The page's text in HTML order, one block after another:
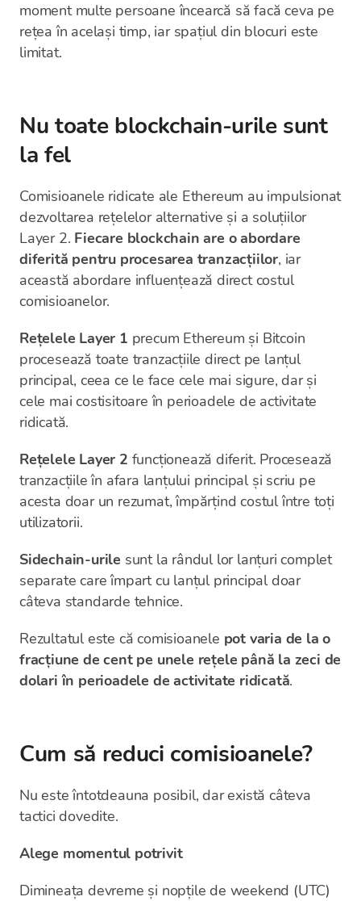
moment multe persoane încearcă să facă ceva pe
rețea în același timp, iar spațiul din blocuri este
limitat.
Nu toate blockchain-urile sunt
la fel
Comisioanele ridicate ale Ethereum au impulsionat
dezvoltarea rețelelor alternative și a soluțiilor
Layer 2. Fiecare blockchain are o abordare
diferită pentru procesarea tranzacțiilor, iar
această abordare influențează direct costul
comisioanelor.
Rețelele Layer 1 precum Ethereum și Bitcoin
procesează toate tranzacțiile direct pe lanțul
principal, ceea ce le face cele mai sigure, dar și
cele mai costisitoare în perioadele de activitate
ridicată.
Rețelele Layer 2 funcționează diferit. Procesează
tranzacțiile în afara lanțului principal și scriu pe
acesta doar un rezumat, împărțind costul între toți
utilizatorii.
Sidechain-urile sunt la rândul lor lanțuri complet
separate care împart cu lanțul principal doar
câteva standarde tehnice.
Rezultatul este că comisioanele pot varia de la o
fracțiune de cent pe unele rețele până la zeci de
dolari în perioadele de activitate ridicată.
Cum să reduci comisioanele?
Nu este întotdeauna posibil, dar există câteva
tactici dovedite.
Alege momentul potrivit
Dimineața devreme și nopțile de weekend (UTC)